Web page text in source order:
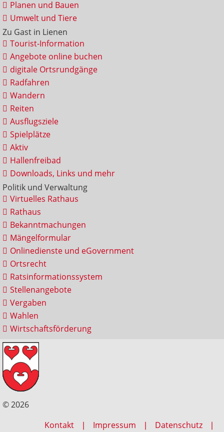
Planen und Bauen
Umwelt und Tiere
Zu Gast in Lienen
Tourist-Information
Angebote online buchen
digitale Ortsrundgänge
Radfahren
Wandern
Reiten
Ausflugsziele
Spielplätze
Aktiv
Hallenfreibad
Downloads, Links und mehr
Politik und Verwaltung
Virtuelles Rathaus
Rathaus
Bekanntmachungen
Mängelformular
Onlinedienste und eGovernment
Ortsrecht
Ratsinformationssystem
Stellenangebote
Vergaben
Wahlen
Wirtschaftsförderung
© 2026
Kontakt
Impressum Datenschutz